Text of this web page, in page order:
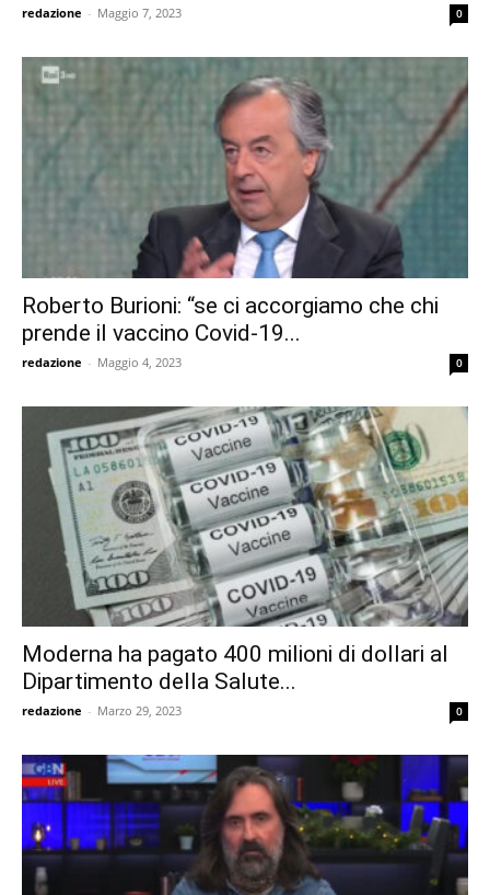
redazione - Maggio 7, 2023 0
Roberto Burioni: “se ci accorgiamo che chi
prende il vaccino Covid-19...
redazione - Maggio 4, 2023 0
Moderna ha pagato 400 milioni di dollari al
Dipartimento della Salute...
redazione - Marzo 29, 2023 0